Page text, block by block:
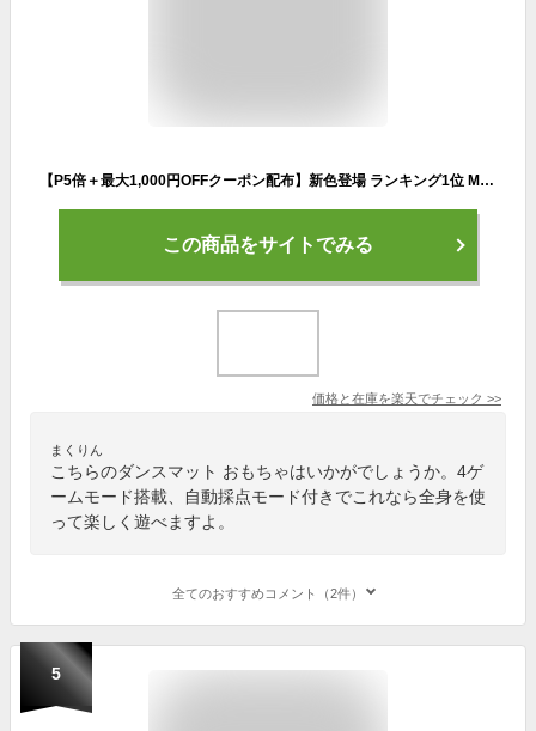
【P5倍＋最大1,000円OFFクーポン配布】新色登場 ランキング1位 MID公式 マーメイド ダンスマット子供 音楽マット ゲーム プリンセス おもちゃ 電子ピアノマット 4ゲームモード 自動採点 音楽 ダンスゲーム 滑り止め 折りたたみ 軽量ミュージックマット 誕生日 プレゼント
この商品をサイトでみる
価格と在庫を楽天でチェック >>
まくりん
こちらのダンスマット おもちゃはいかがでしょうか。4ゲ
ームモード搭載、自動採点モード付きでこれなら全身を使
って楽しく遊べますよ。
全てのおすすめコメント（2件）
5